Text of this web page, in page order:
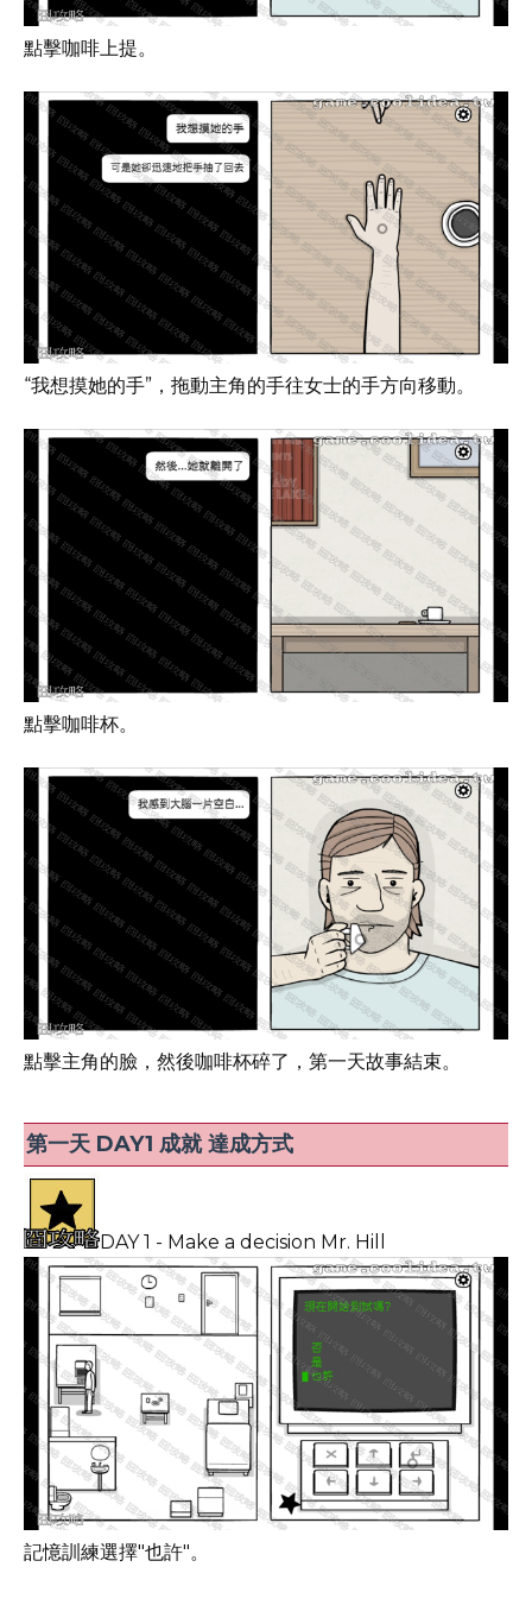
點擊咖啡上提。
“我想摸她的手”，拖動主角的手往女士的手方向移動。
點擊咖啡杯。
點擊主角的臉，然後咖啡杯碎了，第一天故事結束。
第一天 DAY1 成就 達成方式
DAY 1 - Make a decision Mr. Hill
記憶訓練選擇"也許"。